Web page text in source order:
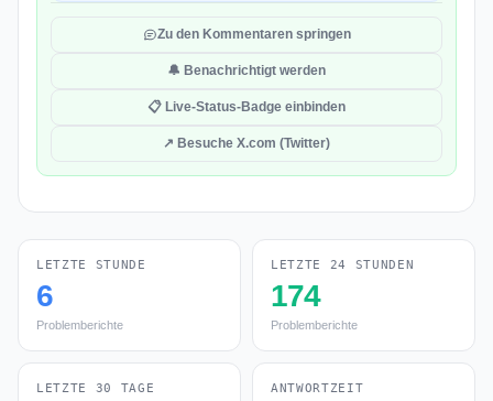
Zu den Kommentaren springen
🔔 Benachrichtigt werden
📋 Live-Status-Badge einbinden
↗ Besuche X.com (Twitter)
LETZTE STUNDE
6
Problemberichte
LETZTE 24 STUNDEN
174
Problemberichte
LETZTE 30 TAGE ANTWORTZEIT